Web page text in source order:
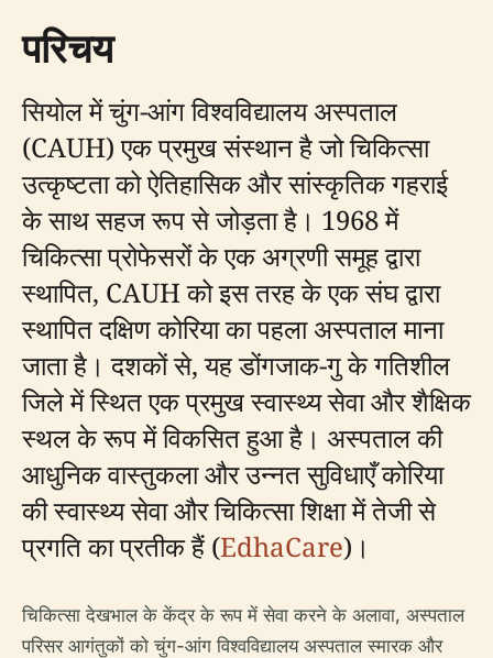
परिचय
सियोल में चुंग-आंग विश्वविद्यालय अस्पताल
(CAUH) एक प्रमुख संस्थान है जो चिकित्सा
उत्कृष्टता को ऐतिहासिक और सांस्कृतिक गहराई
के साथ सहज रूप से जोड़ता है। 1968 में
चिकित्सा प्रोफेसरों के एक अग्रणी समूह द्वारा
स्थापित, CAUH को इस तरह के एक संघ द्वारा
स्थापित दक्षिण कोरिया का पहला अस्पताल माना
जाता है। दशकों से, यह डोंगजाक-गु के गतिशील
जिले में स्थित एक प्रमुख स्वास्थ्य सेवा और शैक्षिक
स्थल के रूप में विकसित हुआ है। अस्पताल की
आधुनिक वास्तुकला और उन्नत सुविधाएँ कोरिया
की स्वास्थ्य सेवा और चिकित्सा शिक्षा में तेजी से
प्रगति का प्रतीक हैं (EdhaCare)।
चिकित्सा देखभाल के केंद्र के रूप में सेवा करने के अलावा, अस्पताल
परिसर आगंतुकों को चुंग-आंग विश्वविद्यालय अस्पताल स्मारक और